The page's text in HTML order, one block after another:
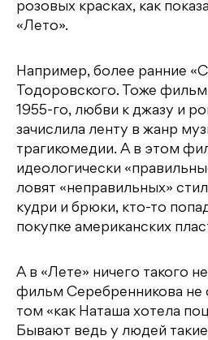
розовых красках, как
«Лето».
Например, более ранние
Тодоровского. Тоже
1955-го, любви к джазу и
зачислила ленту в жанр
трагикомедии. А в этом
идеологически
ловят «неправильных»
кудри и брюки, кто-то
покупке американских
А в «Лете» ничего такого
фильм Серебренникова не
том «как Наташа хотела
Бывают ведь у людей